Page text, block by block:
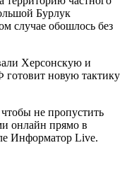
Бурлук
случае обошлось без
Херсонскую и
готовит новую тактику
не пропустить
онлайн прямо в
Информатор Live.